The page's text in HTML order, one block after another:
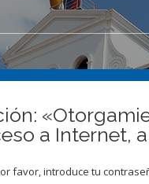
a Internet,
favor, introduce tu